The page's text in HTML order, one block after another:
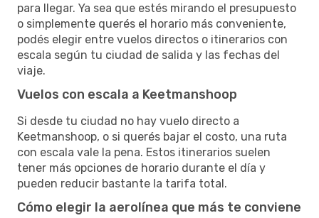
para llegar. Ya sea que estés mirando el presupuesto
o simplemente querés el horario más conveniente,
podés elegir entre vuelos directos o itinerarios con
escala según tu ciudad de salida y las fechas del
viaje.
Vuelos con escala a Keetmanshoop
Si desde tu ciudad no hay vuelo directo a
Keetmanshoop, o si querés bajar el costo, una ruta
con escala vale la pena. Estos itinerarios suelen
tener más opciones de horario durante el día y
pueden reducir bastante la tarifa total.
Cómo elegir la aerolínea que más te conviene